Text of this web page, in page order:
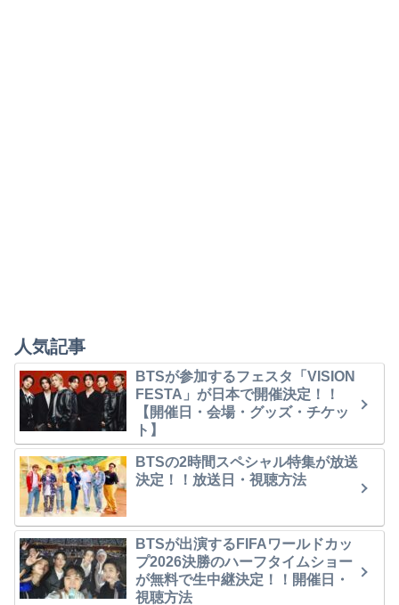
人気記事
BTSが参加するフェスタ「VISION
FESTA」が日本で開催決定！！
【開催日・会場・グッズ・チケッ
ト】
BTSの2時間スペシャル特集が放送
決定！！放送日・視聴方法
BTSが出演するFIFAワールドカッ
プ2026決勝のハーフタイムショー
が無料で生中継決定！！開催日・
視聴方法